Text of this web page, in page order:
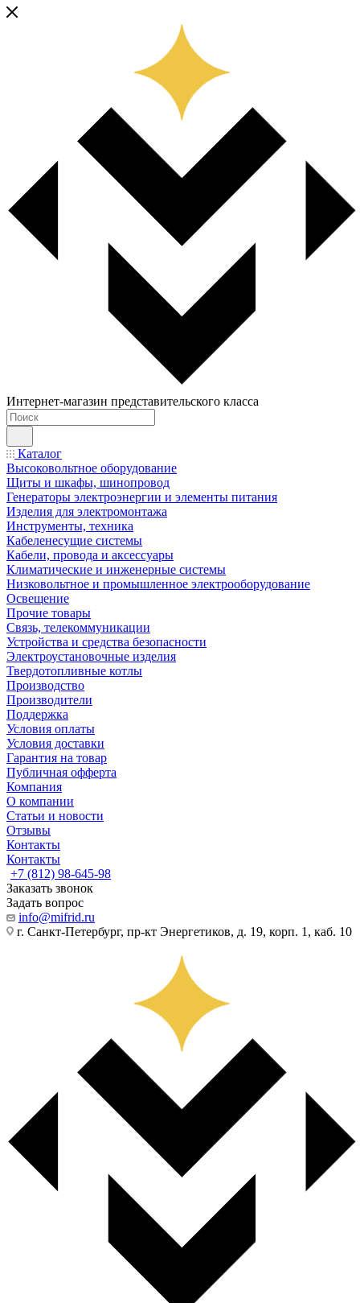
Интернет-магазин представительского класса
Каталог
Высоковольтное оборудование
Щиты и шкафы, шинопровод
Генераторы электроэнергии и элементы питания
Изделия для электромонтажа
Инструменты, техника
Кабеленесущие системы
Кабели, провода и аксессуары
Климатические и инженерные системы
Низковольтное и промышленное электрооборудование
Освещение
Прочие товары
Связь, телекоммуникации
Устройства и средства безопасности
Электроустановочные изделия
Твердотопливные котлы
Производство
Производители
Поддержка
Условия оплаты
Условия доставки
Гарантия на товар
Публичная офферта
Компания
О компании
Статьи и новости
Отзывы
Контакты
Контакты
+7 (812) 98-645-98
Заказать звонок
Задать вопрос
info@mifrid.ru
г. Санкт-Петербург, пр-кт Энергетиков, д. 19, корп. 1, каб. 10